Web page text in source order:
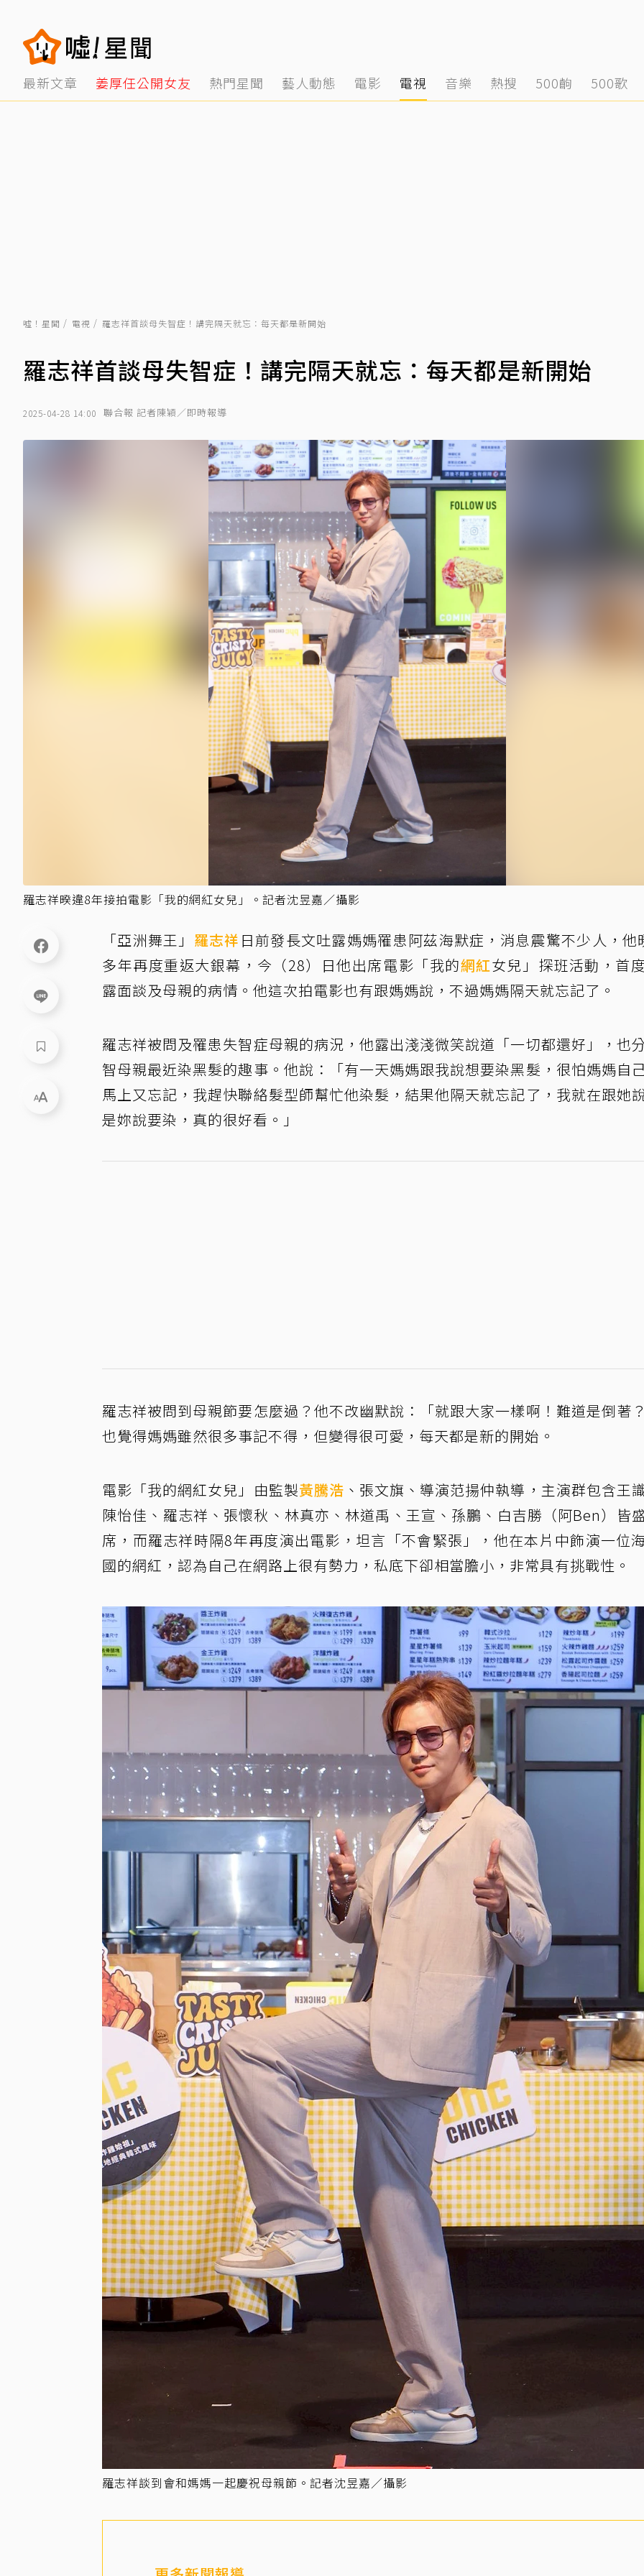
最新文章 姜厚任公開女友 熱門星聞 藝人動態 電影 電視 音樂 熱搜 500齣 500歌
噓！星聞 電視 羅志祥首談母失智症！講完隔天就忘：每天都是新開始
羅志祥首談母失智症！講完隔天就忘：每天都是新開始
2025-04-28 14:00 聯合報 記者陳穎／即時報導
羅志祥暌違8年接拍電影「我的網紅女兒」。記者沈昱嘉／攝影
「亞洲舞王」 羅志祥 日前發長文吐露媽媽罹患阿茲海默症，消息震驚不少人，他
多年再度重返大銀幕，今（28）日他出席電影「我的網紅女兒」探班活動，首
露面談及母親的病情。他這次拍電影也有跟媽媽說，不過媽媽隔天就忘記了。
羅志祥被問及罹患失智症母親的病況，他露出淺淺微笑說道「一切都還好」，也
智母親最近染黑髮的趣事。他說：「有一天媽媽跟我說想要染黑髮，很怕媽媽自
馬上又忘記，我趕快聯絡髮型師幫忙他染髮，結果他隔天就忘記了，我就在跟她
是妳說要染，真的很好看。」
羅志祥被問到母親節要怎麼過？他不改幽默說：「就跟大家一樣啊！難道是倒著
也覺得媽媽雖然很多事記不得，但變得很可愛，每天都是新的開始。
電影「我的網紅女兒」由監製黃騰浩 、張文旗、導演范揚仲執導，主演群包含王
陳怡佳、羅志祥、張懷秋、林真亦、林道禹、王宣、孫鵬、白吉勝（阿Ben）皆
席，而羅志祥時隔8年再度演出電影，坦言「不會緊張」，他在本片中飾演一位
國的網紅，認為自己在網路上很有勢力，私底下卻相當膽小，非常具有挑戰性。
羅志祥談到會和媽媽一起慶祝母親節。記者沈昱嘉／攝影